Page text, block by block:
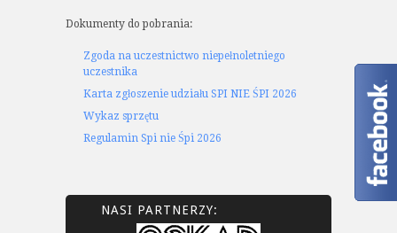
Dokumenty do pobrania:
Zgoda na uczestnictwo niepełnoletniego
uczestnika
Karta zgłoszenie udziału SPI NIE ŚPI 2026
Wykaz sprzętu
Regulamin Spi nie Śpi 2026
NASI PARTNERZY: